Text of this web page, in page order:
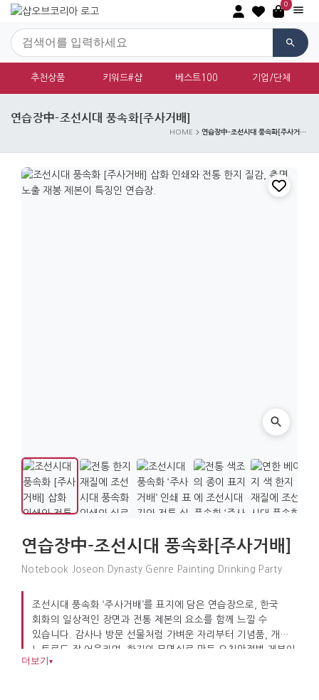
0
추천상품 키워드#샵 베스트100 기업/단체
연습장中-조선시대 풍속화[주사거배]
HOME 연습장中-조선시대 풍속화[주사거배]
연습장中-조선시대 풍속화[주사거배]
Notebook Joseon Dynasty Genre Painting Drinking Party
조선시대 풍속화 ‘주사거배’를 표지에 담은 연습장으로, 한국
회화의 일상적인 장면과 전통 제본의 요소를 함께 느낄 수
있습니다. 감사나 방문 선물처럼 가벼운 자리부터 기념품, 개인
노트로도 잘 어울리며, 한지와 무명실로 만든 오침안정법 제본이
디테일을 더합니다.
더보기 ▾